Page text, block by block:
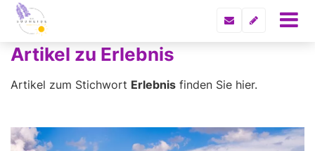
Artikel zu Erlebnis
Artikel zum Stichwort Erlebnis finden Sie hier.